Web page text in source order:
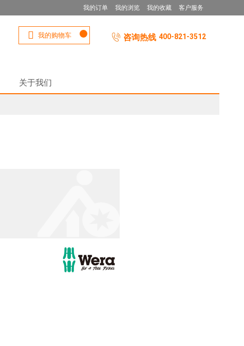
我的订单 我的浏览 我的收藏 客户服务
咨询热线 400-821-3512
我的购物车
关于我们